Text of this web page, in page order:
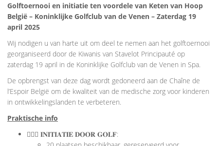
Golftoernooi en initiatie ten voordele van Keten van Hoop
België – Koninklijke Golfclub van de Venen – Zaterdag 19
april 2025
Wij nodigen u van harte uit om deel te nemen aan het golftoernooi
georganiseerd door de Kiwanis van Stavelot Principauté op
zaterdag 19 april in de Koninklijke Golfclub van de Venen in Spa.
De opbrengst van deze dag wordt gedoneerd aan de Chaîne de
l’Espoir België om de kwaliteit van de medische zorg voor kinderen
in ontwikkelingslanden te verbeteren.
Praktische info
🏌🏻‍♂️ 𝐈𝐍𝐈𝐓𝐈𝐀𝐓𝐈𝐄 𝐃𝐎𝐎𝐑 𝐆𝐎𝐋𝐅: